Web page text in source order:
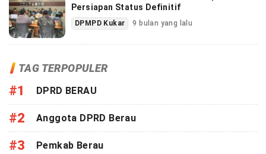
Persiapan Status Definitif
DPMPD Kukar 9 bulan yang lalu
TAG TERPOPULER
#1 DPRD BERAU
#2 Anggota DPRD Berau
#3 Pemkab Berau